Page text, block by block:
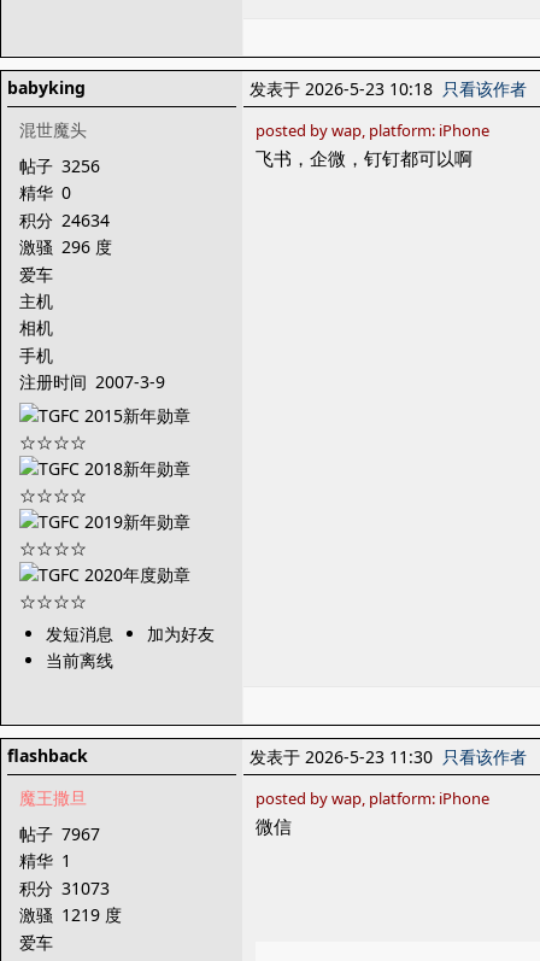
babyking
混世魔头
帖子 3256
精华 0
积分 24634
激骚 296 度
爱车
主机
相机
手机
注册时间 2007-3-9
发短消息
加为好友
当前离线
发表于 2026-5-23 10:18 只看该作者
posted by wap, platform: iPhone
飞书，企微，钉钉都可以啊
flashback
魔王撒旦
帖子 7967
精华 1
积分 31073
激骚 1219 度
爱车
发表于 2026-5-23 11:30 只看该作者
posted by wap, platform: iPhone
微信